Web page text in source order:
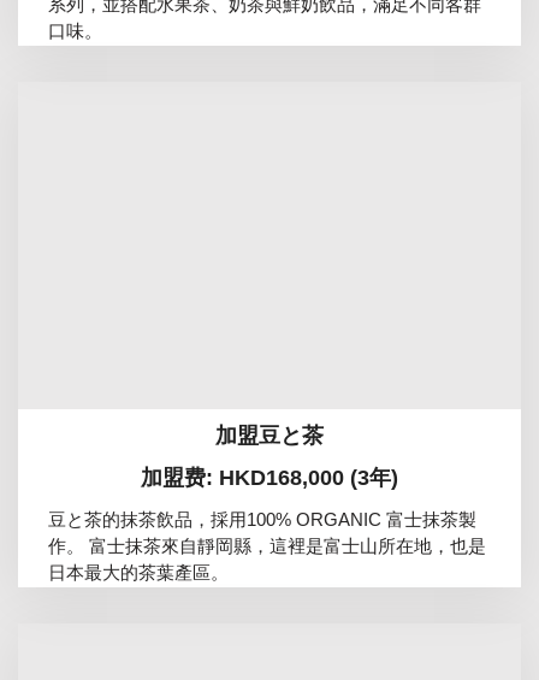
系列，並搭配水果茶、奶茶與鮮奶飲品，滿足不同客群
口味。
加盟豆と茶
加盟费: HKD168,000 (3年)
豆と茶的抹茶飲品，採用100% ORGANIC 富士抹茶製
作。 富士抹茶來自靜岡縣，這裡是富士山所在地，也是
日本最大的茶葉產區。